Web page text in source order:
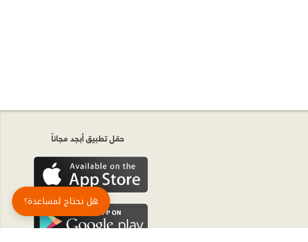
حمّل تطبيق أبجد مجاناً
هل تحتاج لمساعدة؟